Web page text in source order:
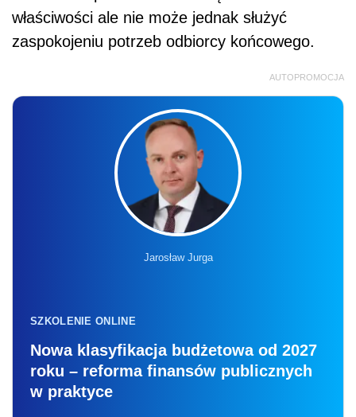
właściwości ale nie może jednak służyć
zaspokojeniu potrzeb odbiorcy końcowego.
AUTOPROMOCJA
Jarosław Jurga
SZKOLENIE ONLINE
Nowa klasyfikacja budżetowa od 2027
roku – reforma finansów publicznych
w praktyce